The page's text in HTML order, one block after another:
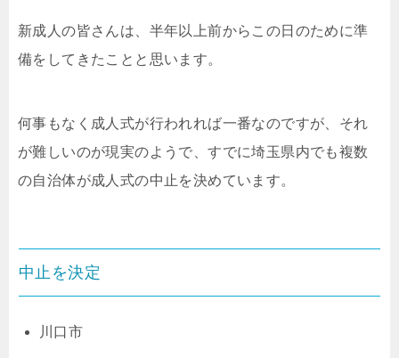
新成人の皆さんは、半年以上前からこの日のために準
備をしてきたことと思います。
何事もなく成人式が行われれば一番なのですが、それ
が難しいのが現実のようで、すでに埼玉県内でも複数
の自治体が成人式の中止を決めています。
中止を決定
川口市